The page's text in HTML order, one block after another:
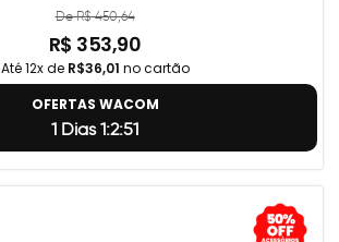
De R$ 450,64
R$ 353,90
Até 12x de R$36,01 no cartão
OFERTAS WACOM
1 Dias 1:2:50